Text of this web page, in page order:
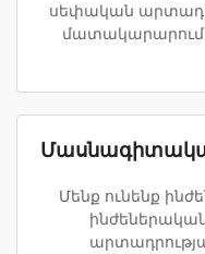
սեփական
մատակարարում,
Մենք ունենք
ինժեներական